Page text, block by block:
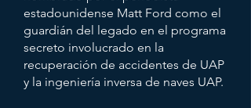
estadounidense Matt Ford como el
guardián del legado en el programa
secreto involucrado en la
recuperación de accidentes de UAP
y la ingeniería inversa de naves UAP.